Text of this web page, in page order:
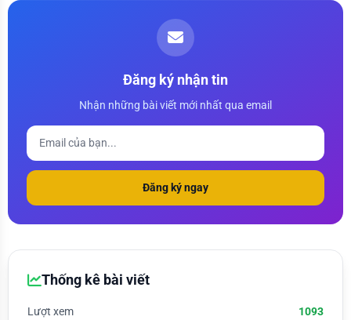
Đăng ký nhận tin
Nhận những bài viết mới nhất qua email
Đăng ký ngay
Thống kê bài viết
Lượt xem 1093